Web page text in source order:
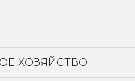
ХОЗЯЙСТВО